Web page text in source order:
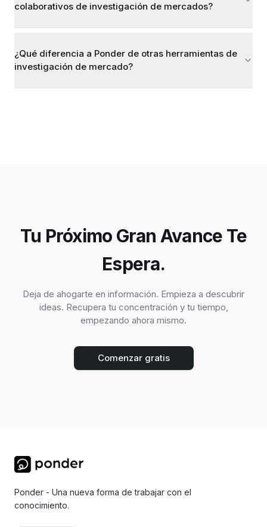
colaborativos de investigación de mercados?
¿Qué diferencia a Ponder de otras herramientas de
investigación de mercado?
Tu Próximo Gran Avance Te
Espera.
Deja de ahogarte en información. Empieza a descubrir
ideas. Recupera tu concentración y tu tiempo,
empezando ahora mismo.
Comenzar gratis
Ponder - Una nueva forma de trabajar con el
conocimiento.